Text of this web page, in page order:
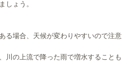
しょう。
る場合、天候が変わりやすいので注意
川の上流で降った雨で増水することも